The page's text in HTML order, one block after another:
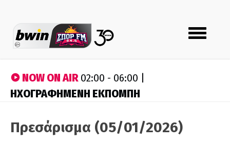
Toggle
navigation
NOW ON AIR02:00 - 06:00 |
ΗΧΟΓΡΑΦΗΜΕΝΗ ΕΚΠΟΜΠΗ
Πρεσάρισμα (05/01/2026)